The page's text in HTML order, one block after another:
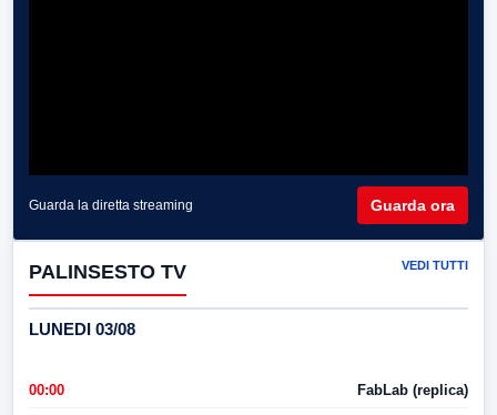
Guarda la diretta streaming Guarda ora
PALINSESTO TV VEDI TUTTI
LUNEDI 03/08
00:00 FabLab (replica)